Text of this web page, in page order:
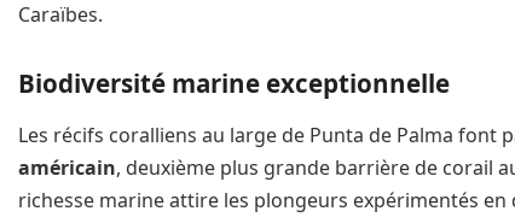
Caraïbes.
Biodiversité marine exceptionnelle
Les récifs coralliens au large de Punta de Palma font
américain, deuxième plus grande barrière de corail
richesse marine attire les plongeurs expérimentés en